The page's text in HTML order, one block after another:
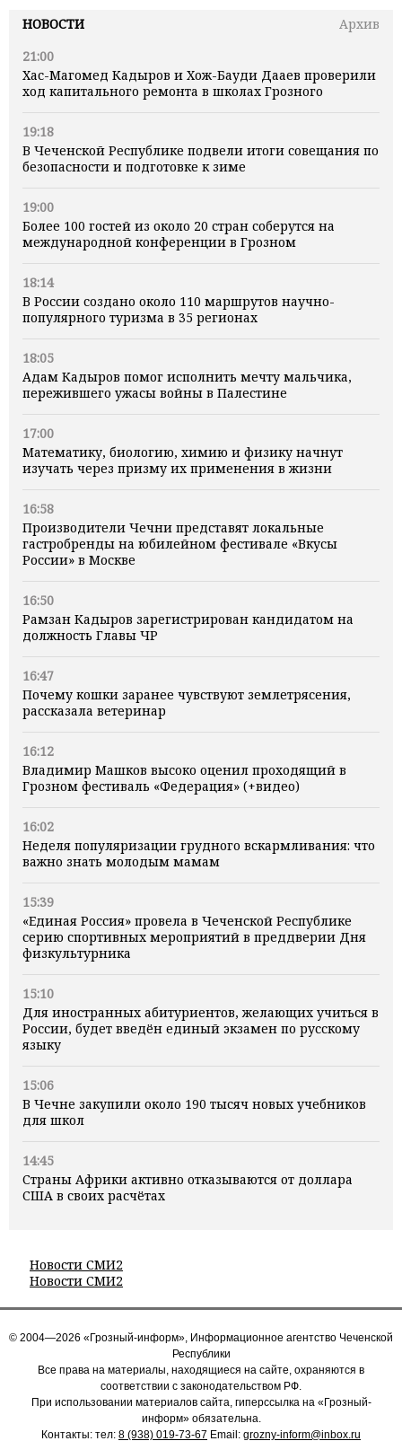
НОВОСТИ
Архив
21:00
Хас-Магомед Кадыров и Хож-Бауди Дааев проверили
ход капитального ремонта в школах Грозного
19:18
В Чеченской Республике подвели итоги совещания по
безопасности и подготовке к зиме
19:00
Более 100 гостей из около 20 стран соберутся на
международной конференции в Грозном
18:14
В России создано около 110 маршрутов научно-
популярного туризма в 35 регионах
18:05
Адам Кадыров помог исполнить мечту мальчика,
пережившего ужасы войны в Палестине
17:00
Математику, биологию, химию и физику начнут
изучать через призму их применения в жизни
16:58
Производители Чечни представят локальные
гастробренды на юбилейном фестивале «Вкусы
России» в Москве
16:50
Рамзан Кадыров зарегистрирован кандидатом на
должность Главы ЧР
16:47
Почему кошки заранее чувствуют землетрясения,
рассказала ветеринар
16:12
Владимир Машков высоко оценил проходящий в
Грозном фестиваль «Федерация» (+видео)
16:02
Неделя популяризации грудного вскармливания: что
важно знать молодым мамам
15:39
«Единая Россия» провела в Чеченской Республике
серию спортивных мероприятий в преддверии Дня
физкультурника
15:10
Для иностранных абитуриентов, желающих учиться в
России, будет введён единый экзамен по русскому
языку
15:06
В Чечне закупили около 190 тысяч новых учебников
для школ
14:45
Страны Африки активно отказываются от доллара
США в своих расчётах
Новости СМИ2
Новости СМИ2
© 2004—2026 «Грозный-информ», Информационное агентство Чеченской
Республики
Все права на материалы, находящиеся на сайте, охраняются в
соответствии с законодательством РФ.
При использовании материалов сайта, гиперссылка на «Грозный-
информ» обязательна.
Контакты: тел: 8 (938) 019-73-67 Email: grozny-inform@inbox.ru